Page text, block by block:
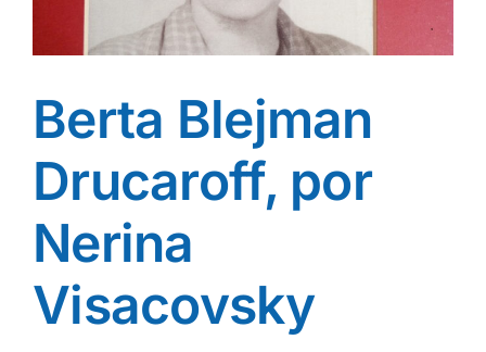
Berta Blejman
Drucaroff, por
Nerina
Visacovsky